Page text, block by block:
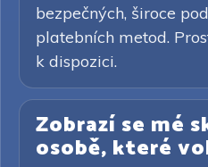
bezpečných, široce
platebních metod.
k dispozici.
Zobrazí se mé
osobě, které